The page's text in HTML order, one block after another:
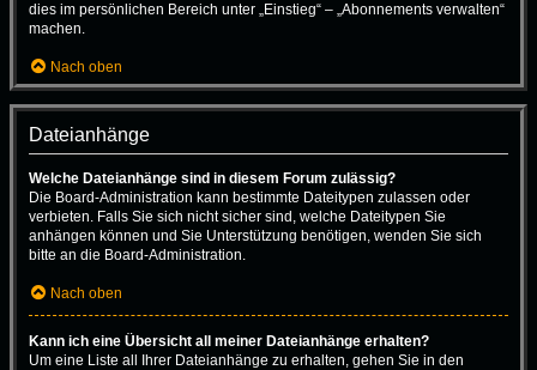
dies im persönlichen Bereich unter „Einstieg“ – „Abonnements verwalten“
machen.
Nach oben
Dateianhänge
Welche Dateianhänge sind in diesem Forum zulässig?
Die Board-Administration kann bestimmte Dateitypen zulassen oder
verbieten. Falls Sie sich nicht sicher sind, welche Dateitypen Sie
anhängen können und Sie Unterstützung benötigen, wenden Sie sich
bitte an die Board-Administration.
Nach oben
Kann ich eine Übersicht all meiner Dateianhänge erhalten?
Um eine Liste all Ihrer Dateianhänge zu erhalten, gehen Sie in den